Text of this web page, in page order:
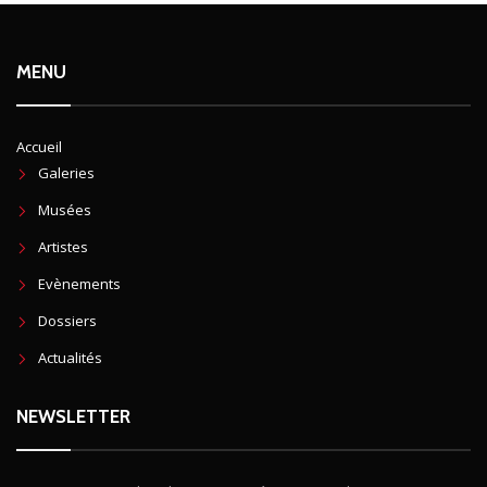
MENU
Accueil
Galeries
Musées
Artistes
Evènements
Dossiers
Actualités
NEWSLETTER